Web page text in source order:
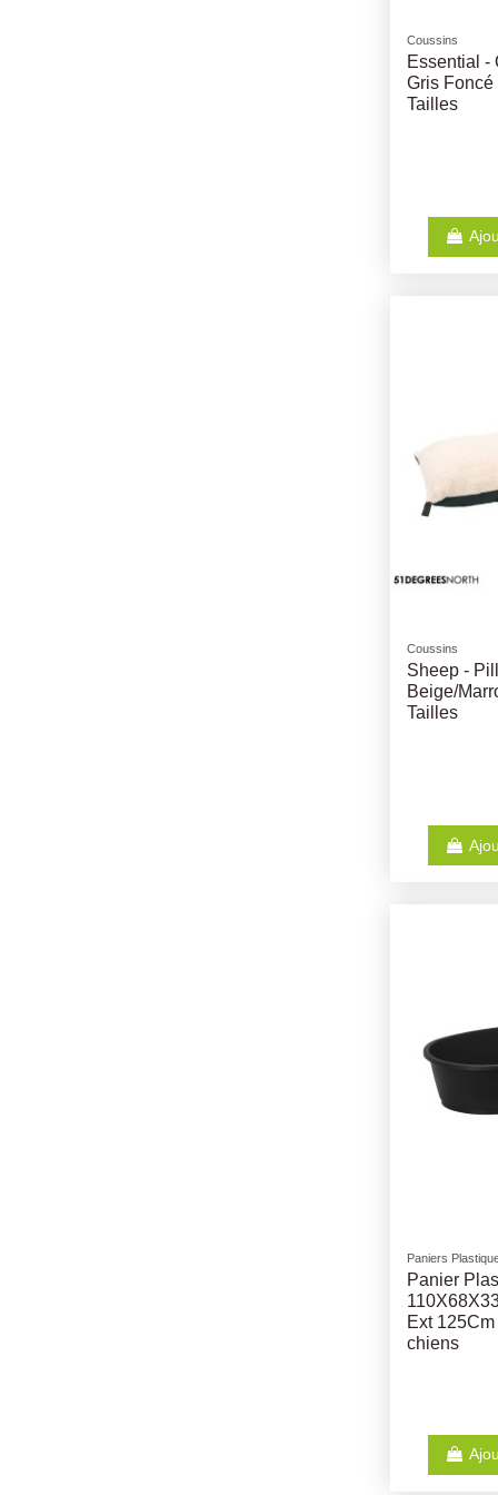
Coussins
Essential -
Gris Foncé
Tailles
Coussins
Sheep -
Beige/
Tailles
Paniers
Panier
Ext
chiens